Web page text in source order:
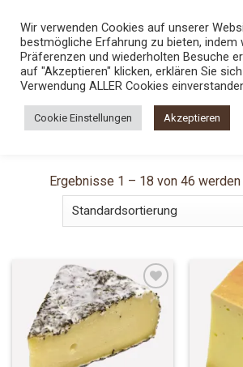
content
STARTSEITE SHOP
Ergebnisse 1 – 18 von 46
Add to
Wishlist
Wir verwenden Cookies auf unserer
bestmögliche Erfahrung zu bieten, indem
Präferenzen und wiederholten Besuche
auf "Akzeptieren" klicken, erklären Sie
Verwendung ALLER Cookies
Cookie Einstellungen Akzeptieren